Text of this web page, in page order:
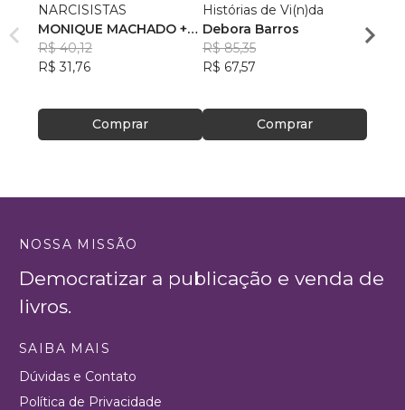
NARCISISTAS
MONIQUE MACHADO +
18 AUTORES
R$ 40,12
R$ 31,76
Comprar
Histórias de Vi(n)da
Debora Barros
R$ 85,35
R$ 67,57
Comprar
era
sabia
NOSSA MISSÃO
Democratizar a publicação e venda de
livros.
SAIBA MAIS
Dúvidas e Contato
Política de Privacidade